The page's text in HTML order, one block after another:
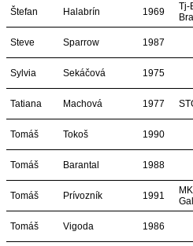
Štefan Halabrín 1969
Tj-
Steve Sparrow 1987
Sylvia Sekáčová 1975
Tatiana Machová 1977
Tomáš Tokoš 1990
Tomáš Barantal 1988
Tomáš Prívozník 1991
Tomáš Vigoda 1986